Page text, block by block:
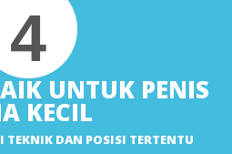
4
UNTUK PENIS
KECIL
DAN POSISI TERTENTU